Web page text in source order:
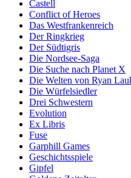
Castell
Conflict of Heroes
Das Westfrankenreich
Der Ringkrieg
Der Südtigris
Die Nordsee-Saga
Die Suche nach Planet X
Die Welten von Ryan
Die Würfelsiedler
Drei Schwestern
Evolution
Ex Libris
Fuse
Garphill Games
Geschichtsspiele
Gipfel